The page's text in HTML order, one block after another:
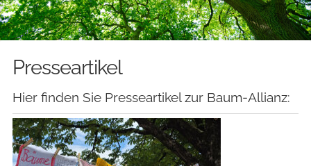
Presseartikel
Hier finden Sie Presseartikel zur Baum-Allianz: